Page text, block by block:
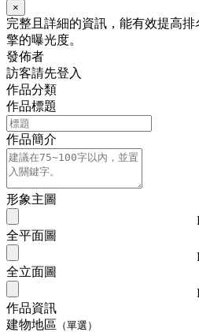
×
完整且詳細的資訊，能有效提高排
擎的曝光度。
發佈者
訪客請先登入
作品分類
作品標題
作品簡介
形象主圖
全平面圖
全立面圖
作品資訊
建物地區 （單選）